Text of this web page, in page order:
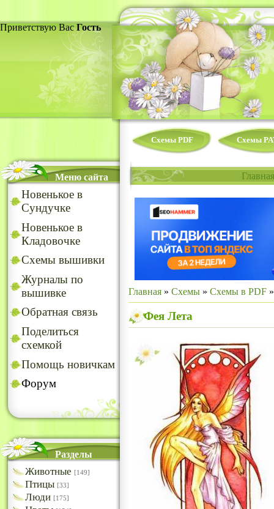
Приветствую Вас Гость
Схемы PDF Схемы
Меню сайта
Новенькое в
Сундучке
Новенькое в
Кладовочке
Схемы вышивки
Журналы по
вышивке
Обратная связь
Поделиться
схемкой
Помощь новичкам
Форум
Разделы
Животные [149]
Птицы [33]
Люди [175]
Главная
Главная » Схемы » Схемы в PDF
Фея Лета